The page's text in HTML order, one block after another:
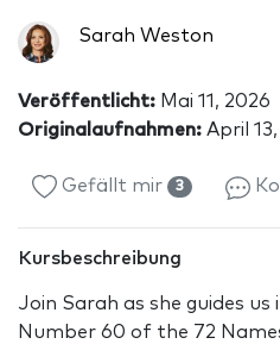
Sarah Weston
Veröffentlicht: Mai 11, 2026
Originalaufnahmen: April
Gefällt mir 3
Kursbeschreibung
Join Sarah as she guides
Number 60 of the 72